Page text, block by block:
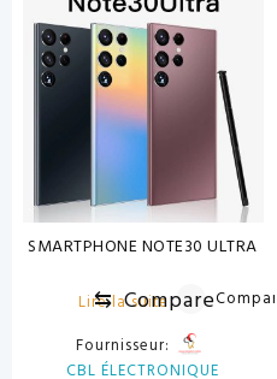
SMARTPHONE NOTE30 ULTRA
Lire la suite
⇆ CompareCompare
Fournisseur:
CBL ÉLECTRONIQUE